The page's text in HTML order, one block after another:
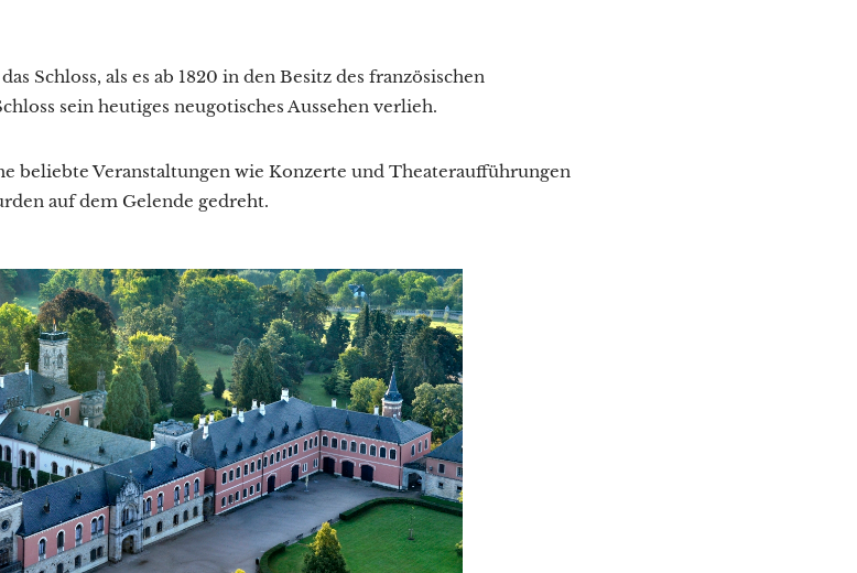
Schloss, als es ab 1820 in den Besitz des französischen
sein heutiges neugotisches Aussehen verlieh.
beliebte Veranstaltungen wie Konzerte und Theateraufführungen
auf dem Gelende gedreht.